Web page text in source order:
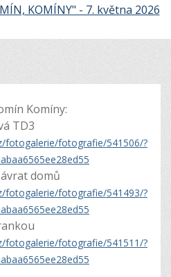
KOMÍNY" - 7. května 2026
Komíny:
TD3
fotogalerie/fotografie/541506/?
domů
fotogalerie/fotografie/541493/?
fotogalerie/fotografie/541511/?